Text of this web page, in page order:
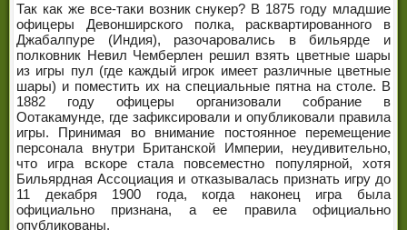
ЧЕМПИОНЫ МИРА
ЛЕГЕНДЫ СНУКЕРА
Так как же все-таки возник снукер? В 1875 году младшие
офицеры Девонширского полка, расквартированного в
Джабалпуре (Индия), разочаровались в бильярде и
полковник Невил Чемберлен решил взять цветные шары
из игры пул (где каждый игрок имеет различные цветные
шары) и поместить их на специальные пятна на столе. В
1882 году офицеры организовали собрание в
Оотакамунде, где зафиксировали и опубликовали правила
игры. Принимая во внимание постоянное перемещение
персонала внутри Британской Империи, неудивительно,
что игра вскоре стала повсеместно популярной, хотя
Бильярдная Ассоциация и отказывалась признать игру до
11 декабря 1900 года, когда наконец игра была
официально признана, а ее правила официально
опубликованы.